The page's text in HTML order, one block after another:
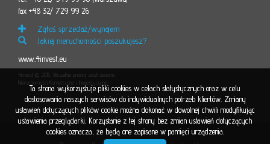
fax +48 32/ 729 99 26
Zgłoś sprzedaż/wynajem
Jakiej nieruchomości poszukujesz?
www.4invest.eu
4invest © 2015. Wszelkie prawa zastrzeżone
Nieruchomości Komercyjne i Inwestycyjne
Ta strona wykorzystuje pliki cookies w celach statystycznych oraz w celu
dostosowania naszych serwisów do indywidualnych potrzeb klientów. Zmiany
ustawień dotyczących plików cookie można dokonać w dowolnej chwili modyfikując
ustawienia przeglądarki. Korzystanie z tej strony bez zmian ustawień dotyczących
cookies oznacza, że będą one zapisane w pamięci urządzenia.